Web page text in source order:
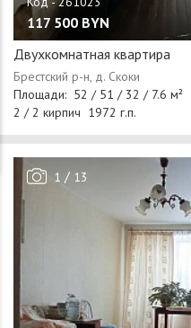
117 500 BYN
Двухкомнатная квартира
1 / 13